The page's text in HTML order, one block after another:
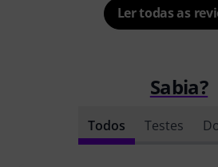
Ler todas as
Sabia?
Todos Testes